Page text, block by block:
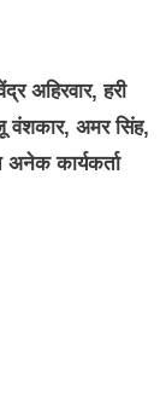
अहिरवार, हरी
वंशकार, अमर सिंह,
अनेक कार्यकर्ता